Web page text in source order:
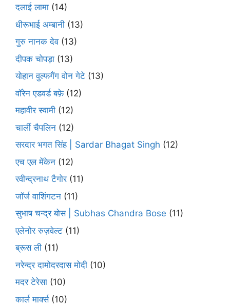
दलाई लामा (14)
धीरूभाई अम्बानी (13)
गुरु नानक देव(13)
दीपक चोपड़ा (13)
योहान वुल्फगैंग वोन गेटे (13)
वॉरेन एडवर्ड बफ़े(12)
महावीर स्वामी (12)
चार्ली चैपलिन (12)
सरदार भगत सिंह | Sardar Bhagat Singh (12)
एच एल मेंकेन (12)
रवीन्द्रनाथ टैगोर(11)
जॉर्ज वाशिंगटन (11)
सुभाष चन्द्र बोस | Subhas Chandra Bose (11)
एलेनोर रुज़वेल्ट (11)
ब्रूस ली (11)
नरेन्द्र दामोदरदास मोदी (10)
मदर टेरेसा (10)
कार्ल मार्क्स(10)